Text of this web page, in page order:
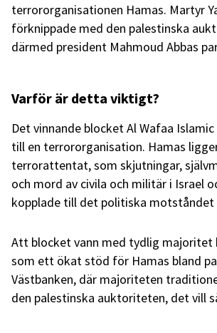
terrororganisationen Hamas. Martyr
förknippade med den palestinska
därmed president Mahmoud Abbas
Varför är detta viktigt?
Det vinnande blocket Al Wafaa
till en terrororganisation. Hamas
terrorattentat, som skjutningar,
och mord av civila och militär i Israel
kopplade till det politiska motståndet
Att blocket vann med tydlig majoritet
som ett ökat stöd för Hamas bland
Västbanken, där majoriteten
den palestinska auktoriteten, det vill